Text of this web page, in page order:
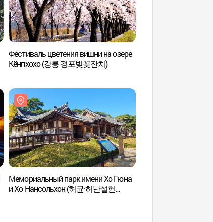
Фестиваль цветения вишни на озере
Кёнпхохо (강릉 경포벚꽃잔치)
Мемориальный парк имени Хо Гюна
и Хо Нансольхон (허균·허난설헌